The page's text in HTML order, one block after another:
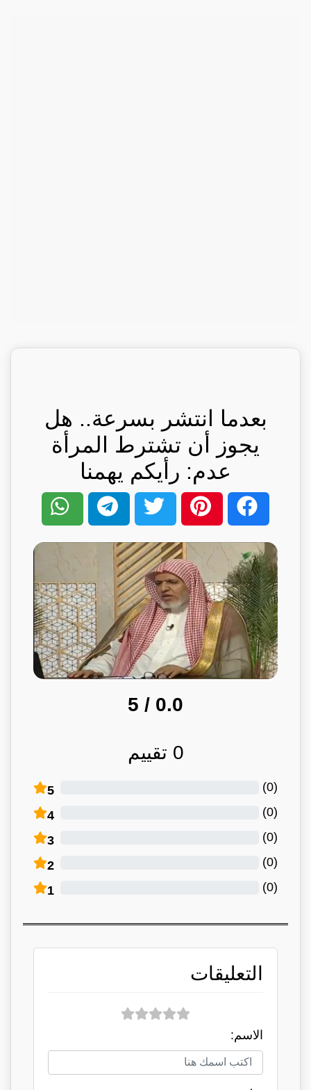
بعدما انتشر بسرعة.. هل
يجوز أن تشترط المرأة
عدم: رأيكم يهمنا
0.0
/ 5
0 تقييم
5 (
0
)
4 (
0
)
3 (
0
)
2 (
0
)
1 (
0
)
التعليقات
الاسم: